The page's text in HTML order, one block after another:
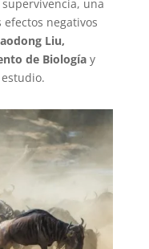
una
negativos
Liu,
de Biologíay